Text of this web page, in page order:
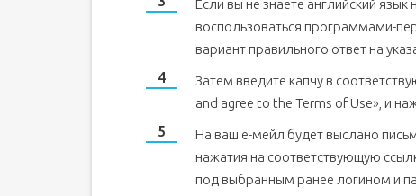
Если вы не знаете английский
воспользоваться программами-
вариант правильного ответ на
Затем введите капчу в
and agree to the Terms of Use», и
На ваш е-мейл будет выслано
нажатия на соответствующую
под выбранным ранее логином и